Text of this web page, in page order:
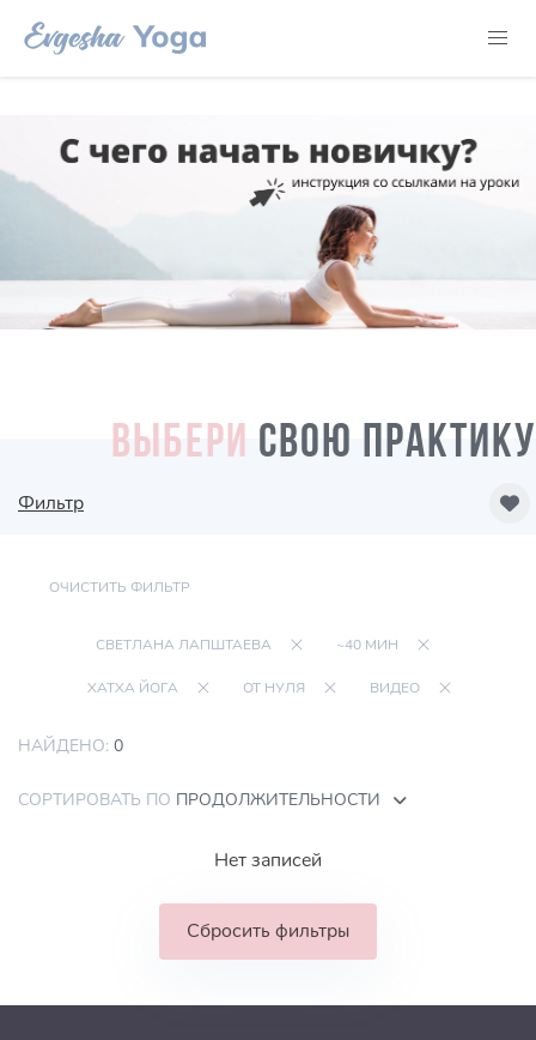
ВЫБЕРИ СВОЮ ПРАКТИКУ
Фильтр
ОЧИСТИТЬ ФИЛЬТР
СВЕТЛАНА ЛАПШТАЕВА ~40 МИН
ХАТХА ЙОГА ОТ НУЛЯ ВИДЕО
НАЙДЕНО: 0
СОРТИРОВАТЬ ПО ПРОДОЛЖИТЕЛЬНОСТИ
Нет записей
Сбросить фильтры